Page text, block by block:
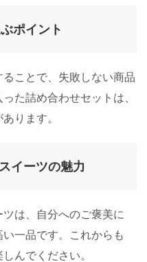
ポイント
ことで、失敗しない商品
た詰め合わせセットは、
ります。
イーツの魅力
は、自分へのご褒美に
一品です。これからも
んでください。